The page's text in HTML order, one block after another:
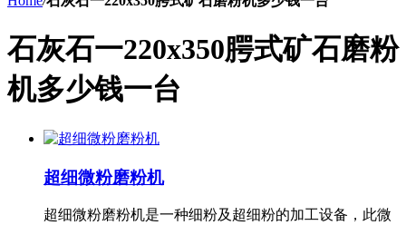
石灰石一220x350腭式矿石磨粉
机多少钱一台
超细微粉磨粉机
超细微粉磨粉机是一种细粉及超细粉的加工设备，此微